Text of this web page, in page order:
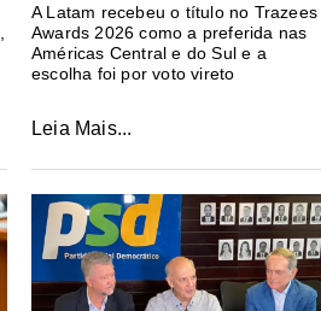
A Latam recebeu o título no Trazees
Awards 2026 como a preferida nas
Américas Central e do Sul e a
escolha foi por voto vireto
Leia Mais...